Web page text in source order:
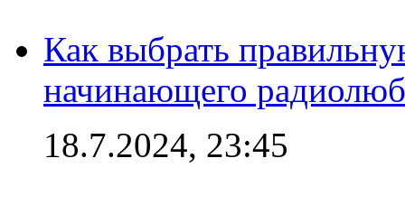
Как выбрать
начинающего
18.7.2024, 23:45